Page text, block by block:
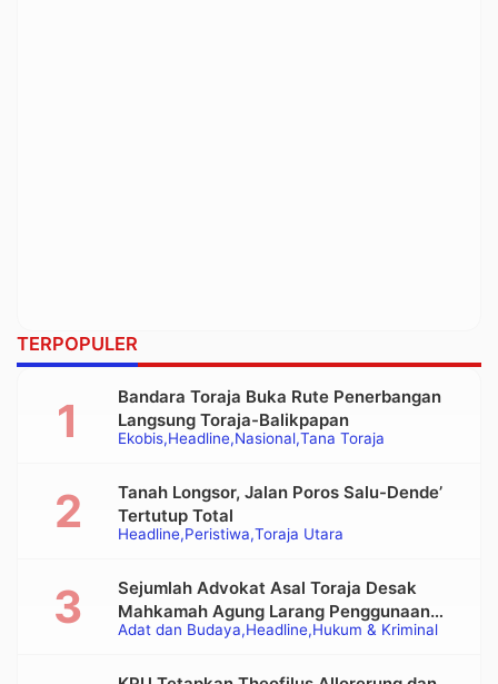
TERPOPULER
Ekobis Headline Nasional Tana Toraja
Bandara Toraja Buka Rute Penerbangan
Langsung Toraja-Balikpapan
Headline Peristiwa Toraja Utara
Tanah Longsor, Jalan Poros Salu-Dende’
Tertutup Total
Adat dan Budaya Headline Hukum & Kriminal
Sejumlah Advokat Asal Toraja Desak
Mahkamah Agung Larang Penggunaan
Alat Berat pada Eksekusi Rumah Adat